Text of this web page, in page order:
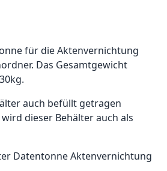
für die Aktenvernichtung
Das Gesamtgewicht
auch befüllt getragen
dieser Behälter auch als